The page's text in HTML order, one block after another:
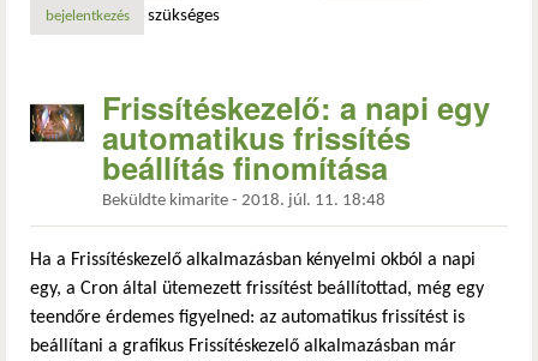
bejelentkezés szükséges
Frissítéskezelő: a napi egy
automatikus frissítés
beállítás finomítása
Beküldte kimarite - 2018. júl. 11. 18:48
Ha a Frissítéskezelő alkalmazásban kényelmi okból a napi
egy, a Cron által ütemezett frissítést beállítottad, még egy
teendőre érdemes figyelned: az automatikus frissítést is
beállítani a grafikus Frissítéskezelő alkalmazásban már